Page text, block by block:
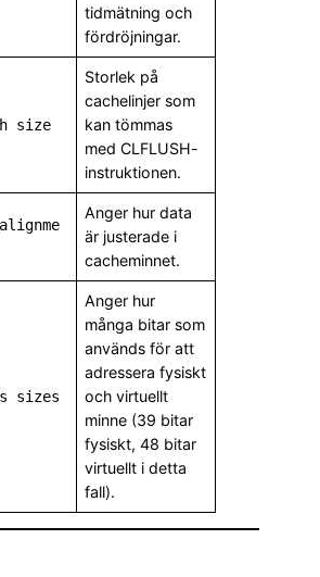
tidmätning och
fördröjningar.
size
Storlek på
cachelinjer som
kan tömmas
med CLFLUSH-
instruktionen.
Anger hur data
är justerade i
cacheminnet.
sizes
Anger hur
många bitar som
används för att
adressera fysiskt
och virtuellt
minne (39 bitar
fysiskt, 48 bitar
virtuellt i detta
fall).